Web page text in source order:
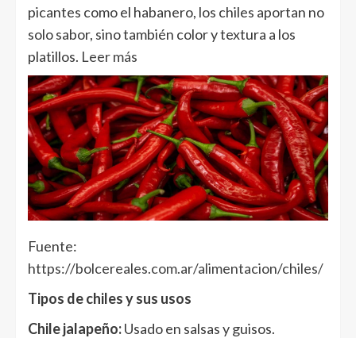
picantes como el habanero, los chiles aportan no
solo sabor, sino también color y textura a los
platillos. Leer más
Fuente:
https://bolcereales.com.ar/alimentacion/chiles/
Tipos de chiles y sus usos
Chile jalapeño:Usado en salsas y guisos.